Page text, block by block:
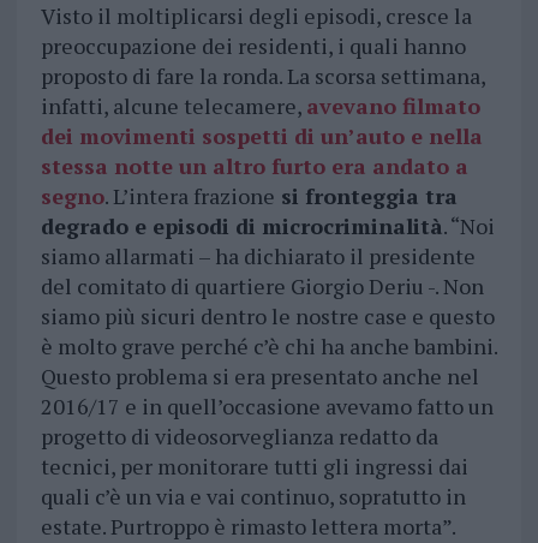
Visto il moltiplicarsi degli episodi, cresce la
preoccupazione dei residenti, i quali hanno
proposto di fare la ronda. La scorsa settimana,
infatti, alcune telecamere, avevano filmato
dei movimenti sospetti di un’auto e nella
stessa notte un altro furto era andato a
segno. L’intera frazione si fronteggia tra
degrado e episodi di microcriminalità. “Noi
siamo allarmati – ha dichiarato il presidente
del comitato di quartiere Giorgio Deriu -. Non
siamo più sicuri dentro le nostre case e questo
è molto grave perché c’è chi ha anche bambini.
Questo problema si era presentato anche nel
2016/17 e in quell’occasione avevamo fatto un
progetto di videosorveglianza redatto da
tecnici, per monitorare tutti gli ingressi dai
quali c’è un via e vai continuo, sopratutto in
estate. Purtroppo è rimasto lettera morta”.